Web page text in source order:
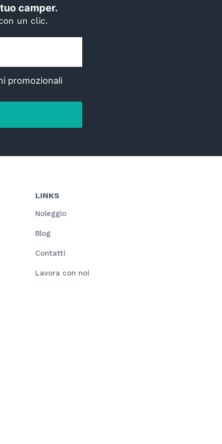
camper.
un clic.
promozionali
LINKS
Noleggio
Blog
Contatti
Lavora con noi